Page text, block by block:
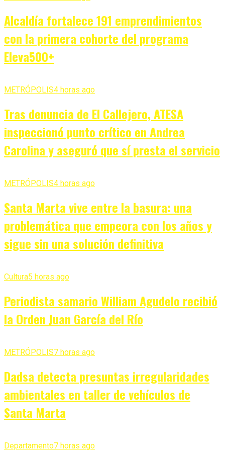
Alcaldía fortalece 191 emprendimientos
con la primera cohorte del programa
Eleva500+
METRÓPOLIS4 horas ago
Tras denuncia de El Callejero, ATESA
inspeccionó punto crítico en Andrea
Carolina y aseguró que sí presta el servicio
METRÓPOLIS4 horas ago
Santa Marta vive entre la basura: una
problemática que empeora con los años y
sigue sin una solución definitiva
Cultura5 horas ago
Periodista samario William Agudelo recibió
la Orden Juan García del Río
METRÓPOLIS7 horas ago
Dadsa detecta presuntas irregularidades
ambientales en taller de vehículos de
Santa Marta
Departamento7 horas ago